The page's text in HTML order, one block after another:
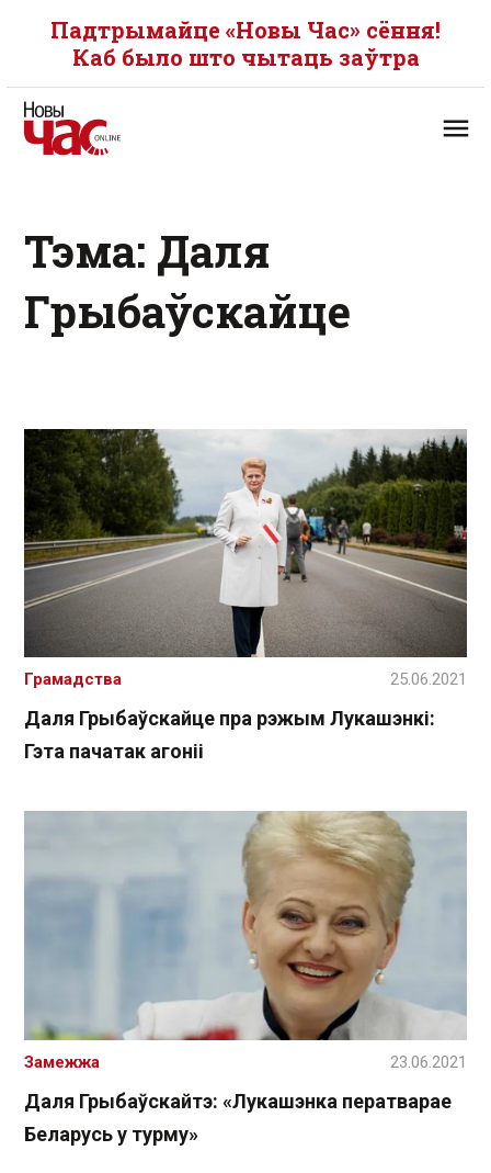
Падтрымайце «Новы Час» сёння!
Каб было што чытаць заўтра
Тэма: Даля
Грыбаўскайце
Даля Грыбаўскайце пра рэжым Лукашэнкі:
Гэта пачатак агоніі
Грамадства 25.06.2021
Даля Грыбаўскайтэ: «Лукашэнка ператварае
Беларусь у турму»
Замежжа 23.06.2021